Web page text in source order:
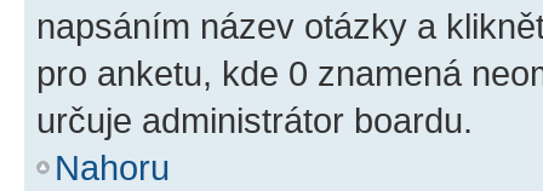
napsáním název otázky a
pro anketu, kde 0 znamená
určuje administrátor boardu.
Nahoru